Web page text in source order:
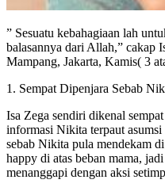
” Sesuatu kebahagiaan lah
balasannya dari Allah,” cakap
Mampang, Jakarta, Kamis( 3
1. Sempat Dipenjara Sebab
Isa Zega sendiri dikenal
informasi Nikita terpaut
sebab Nikita pula mendekam
happy di atas beban mama,
menanggapi dengan aksi